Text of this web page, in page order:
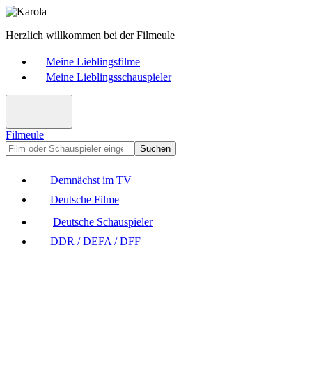
Herzlich willkommen bei der Filmeule
Meine Lieblingsfilme
Meine Lieblingsschauspieler
Filmeule
Suchen
Demnächst im TV
Deutsche Filme
Deutsche Schauspieler
DDR / DEFA / DFF